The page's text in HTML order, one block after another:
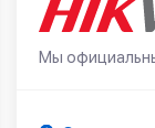
Мы